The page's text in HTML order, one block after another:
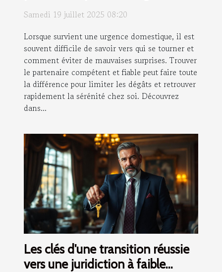
Samedi 19 juillet 2025 08:20
Lorsque survient une urgence domestique, il est
souvent difficile de savoir vers qui se tourner et
comment éviter de mauvaises surprises. Trouver
le partenaire compétent et fiable peut faire toute
la différence pour limiter les dégâts et retrouver
rapidement la sérénité chez soi. Découvrez
dans...
Les clés d'une transition réussie
vers une juridiction à faible